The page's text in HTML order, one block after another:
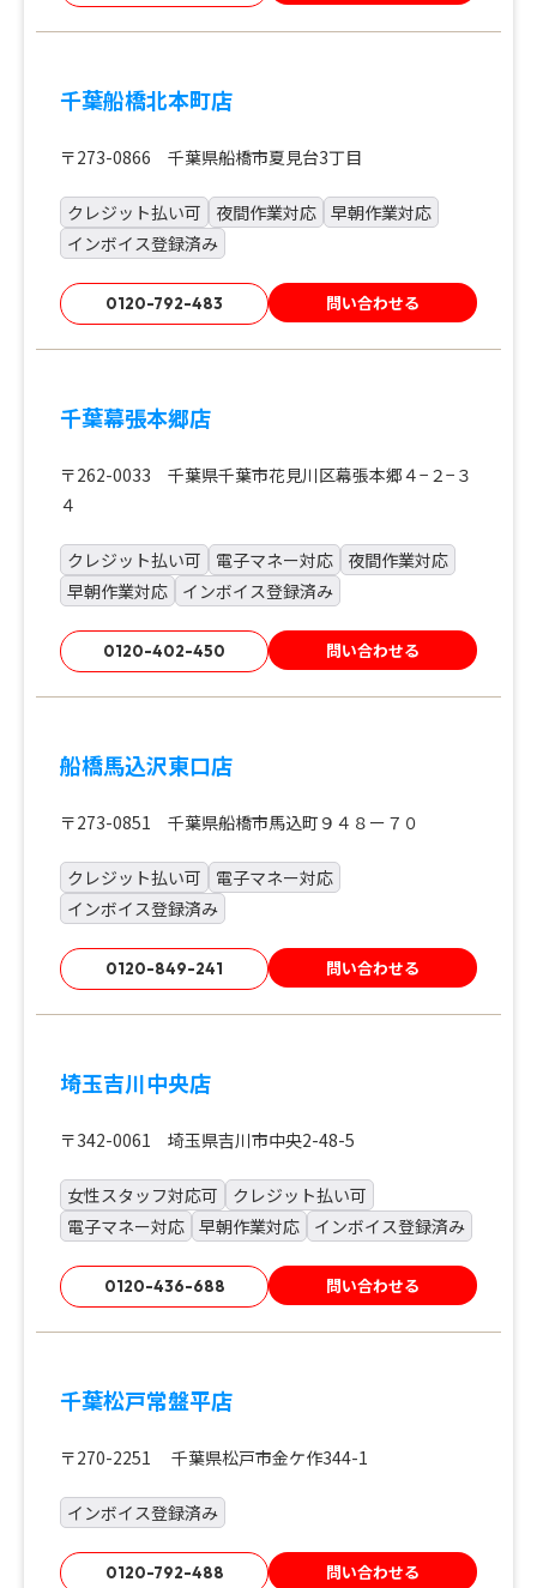
千葉船橋北本町店
〒273-0866 千葉県船橋市夏見台3丁目
クレジット払い可 夜間作業対応 早朝作業対応
インボイス登録済み
0120-792-483 問い合わせる
千葉幕張本郷店
〒262-0033 千葉県千葉市花見川区幕張本郷４−２−３
４
クレジット払い可 電子マネー対応
夜間作業対応
早朝作業対応
インボイス登録済み
0120-402-450 問い合わせる
船橋馬込沢東口店
〒273-0851 千葉県船橋市馬込町９４８ー７０
クレジット払い可
電子マネー対応
インボイス登録済み
0120-849-241 問い合わせる
埼玉吉川中央店
〒342-0061 埼玉県吉川市中央2-48-5
女性スタッフ対応可
クレジット払い可
電子マネー対応 早朝作業対応 インボイス登録済み
0120-436-688 問い合わせる
千葉松戸常盤平店
〒270-2251 千葉県松戸市金ケ作344-1
インボイス登録済み
0120-792-488 問い合わせる